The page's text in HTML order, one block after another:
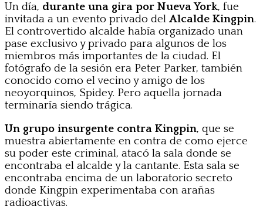
Un día, durante una gira por Nueva York, fue
invitada a un evento privado del Alcalde Kingpin.
El controvertido alcalde había organizado unan
pase exclusivo y privado para algunos de los
miembros más importantes de la ciudad. El
fotógrafo de la sesión era Peter Parker, también
conocido como el vecino y amigo de los
neoyorquinos, Spidey. Pero aquella jornada
terminaría siendo trágica.
Un grupo insurgente contra Kingpin, que se
muestra abiertamente en contra de como ejerce
su poder este criminal, atacó la sala donde se
encontraba el alcalde y la cantante. Esta sala se
encontraba encima de un laboratorio secreto
donde Kingpin experimentaba con arañas
radioactivas.